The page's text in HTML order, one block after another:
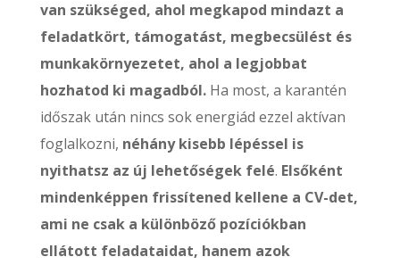
van szükséged, ahol megkapod mindazt a
feladatkört, támogatást, megbecsülést és
munkakörnyezetet, ahol a legjobbat
hozhatod ki magadból.Ha most, a karantén
időszak után nincs sok energiád ezzel aktívan
foglalkozni, néhány kisebb lépéssel is
nyithatsz az új lehetőségek felé. Elsőként
mindenképpen frissítened kellene a CV-det,
ami ne csak a különböző pozíciókban
ellátott feladataidat, hanem azok